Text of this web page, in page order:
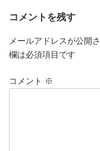
コメントを残す
メールアドレスが公開
欄は必須項目です
コメント ※